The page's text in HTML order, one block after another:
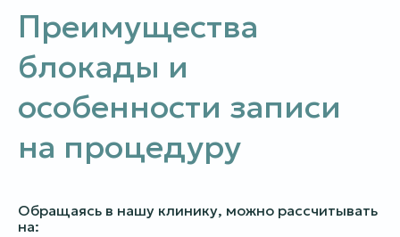
Преимущества
блокады и
особенности записи
на процедуру
Обращаясь в нашу клинику, можно рассчитывать
на: